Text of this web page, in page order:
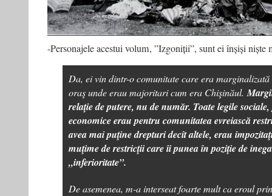
-Personajele acestui volum, ”Izgoniții”, sunt ei înșiși niște
Da, ei vin dintr-o comunitate care era
oraş unde erau majoritari cum era Chişinăul.
relaţie de putere, nu de număr. Toate legile
economice erau pentru comunitatea evreiască
avea mai puţine drepturi decît altele, erau
muţime de restricţii care îi punea în poziţie de
„inferioritate”.
De asemenea, m-a interseat foarte mult ca eroul